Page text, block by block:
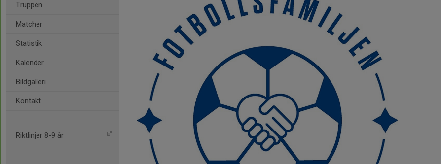
Truppen
Matcher
Statistik
Kalender
Bildgalleri
Kontakt
Riktlinjer 8-9 år